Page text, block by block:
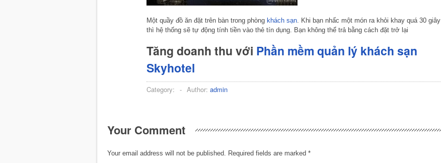
Một quầy đồ ăn đặt trên bàn trong phòng khách sạn. Khi bạn nhấc một món ra khỏi khay quá 30 giây
thì hệ thống sẽ tự động tính tiền vào thẻ tín dụng. Bạn không thể trả bằng cách đặt trở lại
Tăng doanh thu với Phần mềm quản lý khách sạn
Skyhotel
Category: - Author: admin
Your Comment
Your email address will not be published. Required fields are marked *